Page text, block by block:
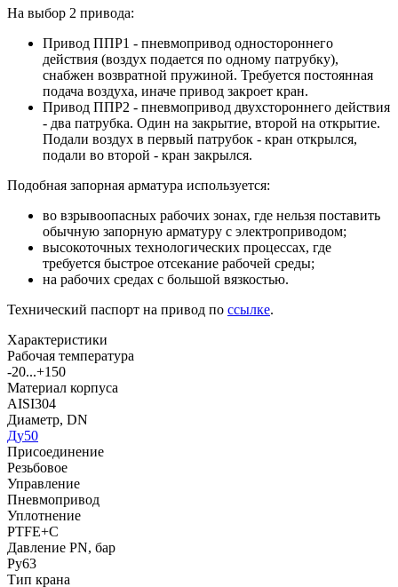
На выбор 2 привода:
Привод ППР1 - пневмопривод одностороннего
действия (воздух подается по одному патрубку),
снабжен возвратной пружиной. Требуется постоянная
подача воздуха, иначе привод закроет кран.
Привод ППР2 - пневмопривод двухстороннего действия
- два патрубка. Один на закрытие, второй на открытие.
Подали воздух в первый патрубок - кран открылся,
подали во второй - кран закрылся.
Подобная запорная арматура используется:
во взрывоопасных рабочих зонах, где нельзя поставить
обычную запорную арматуру с электроприводом;
высокоточных технологических процессах, где
требуется быстрое отсекание рабочей среды;
на рабочих средах с большой вязкостью.
Технический паспорт на привод по ссылке.
Характеристики
Рабочая температура
-20...+150
Материал корпуса
AISI304
Диаметр, DN
Ду50
Присоединение
Резьбовое
Управление
Пневмопривод
Уплотнение
PTFE+C
Давление PN, бар
Ру63
Тип крана